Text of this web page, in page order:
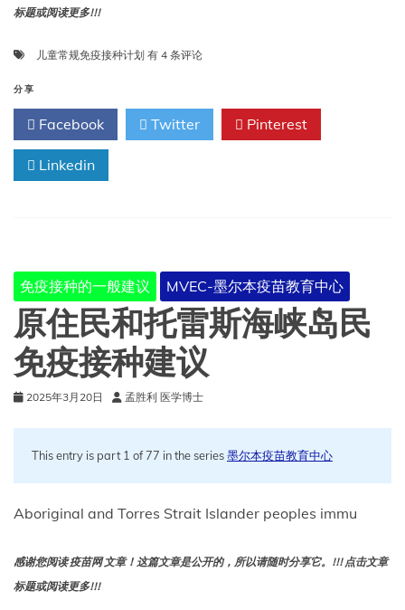
标题或阅读更多!!!
儿童常规免疫接种计划 儿
规
免
疫
有 4 条评论
分享
Facebook Twitter Pinterest
Linkedin
免疫接种的一般建议 MVEC-墨尔本疫苗教育中心
原住民和托雷斯海峡岛民
免疫接种建议
2025年3月20日 孟胜利 医学博士
This entry is part 1 of 77 in the series墨尔本疫苗教育中心
Aboriginal and Torres Strait Islander peoples immu
感谢您阅读 疫苗网 文章！这篇文章是公开的，所以请随时分享它。!!! 点击文章
标题或阅读更多!!!